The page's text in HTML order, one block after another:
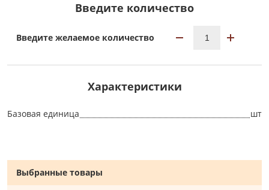
Введите количество
Введите желаемое количество
Характеристики
Базовая единица шт
Выбранные товары